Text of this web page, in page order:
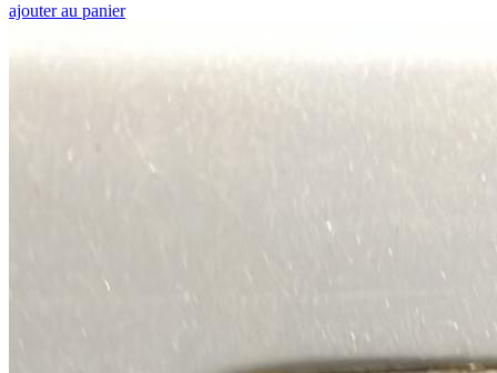
ajouter au panier